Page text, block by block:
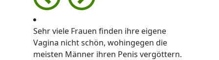
Sehr viele Frauen finden ihre eigene
Vagina nicht schön, wohingegen die
meisten Männer ihren Penis vergöttern.